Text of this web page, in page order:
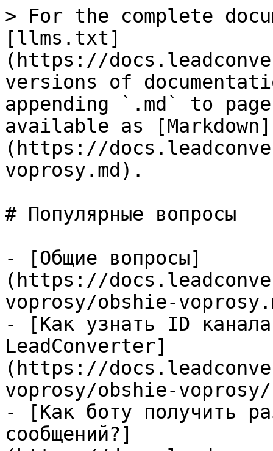
> For the complete
[llms.txt]
(https://
versions of
appending `.md` to
available as [Markdown]
(https://
voprosy.md).
# Популярные вопросы
- [Общие вопросы]
(https://
voprosy/obshie-
- [Как узнать ID
LeadConverter]
(https://
voprosy/obshie-
- [Как боту получить
сообщений?]